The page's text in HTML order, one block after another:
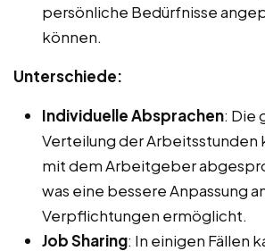
persönliche Bedürfnisse
können.
Unterschiede:
Individuelle Absprachen: Die
Verteilung der Arbeitsstunden
mit dem Arbeitgeber
was eine bessere Anpassung
Verpflichtungen ermöglicht.
Job Sharing: In einigen Fällen